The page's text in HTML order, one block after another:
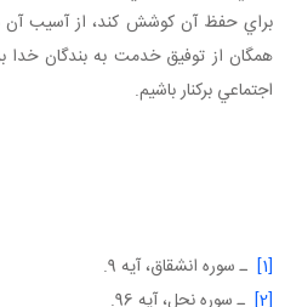
براي حفظ آن كوشش كند، از آسيب
همگان از توفيق خدمت به بندگان خدا
اجتماعي بركنار باشيم.
[1] ـ سوره انشقاق، آيه 9.
[2] ـ سوره نحل، آيه 96.